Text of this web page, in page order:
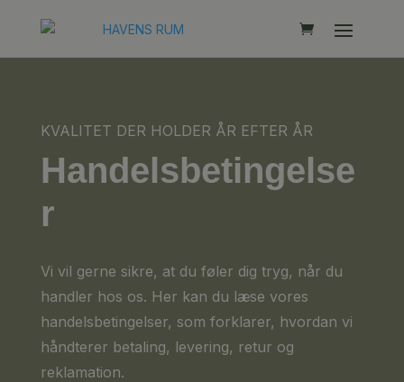
KVALITET DER HOLDER ÅR EFTER ÅR
Handelsbetingelse
r
Vi vil gerne sikre, at du føler dig tryg, når du
handler hos os. Her kan du læse vores
handelsbetingelser, som forklarer, hvordan vi
håndterer betaling, levering, retur og
reklamation.